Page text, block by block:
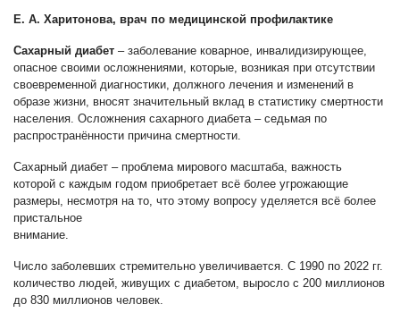
Е. А. Харитонова, врач по медицинской профилактике
Сахарный диабет – заболевание коварное, инвалидизирующее,
опасное своими осложнениями, которые, возникая при отсутствии
своевременной диагностики, должного лечения и изменений в
образе жизни, вносят значительный вклад в статистику смертности
населения. Осложнения сахарного диабета – седьмая по
распространённости причина смертности.
Сахарный диабет – проблема мирового масштаба, важность
которой с каждым годом приобретает всё более угрожающие
размеры, несмотря на то, что этому вопросу уделяется всё более
пристальное
внимание.
Число заболевших стремительно увеличивается. С 1990 по 2022 гг.
количество людей, живущих с диабетом, выросло с 200 миллионов
до 830 миллионов человек.